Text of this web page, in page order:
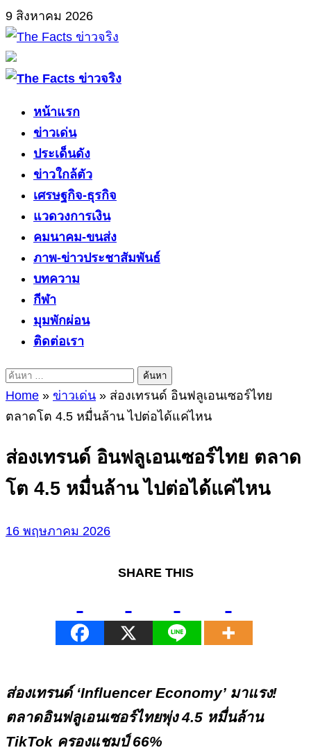
Skip
to
content
9 สิงหาคม 2026
Primary
หน้าแรก
ข่าวเด่น
ประเด็นดัง
ข่าวใกล้ตัว
เศรษฐกิจ-ธุรกิจ
แวดวงการเงิน
คมนาคม-ขนส่ง
ภาพ-ข่าวประชาสัมพันธ์
บทความ
กีฬา
มุมพักผ่อน
ติดต่อเรา
ค้นหา
สำหรับ:
Home » ข่าวเด่น » ส่องเทรนด์ อินฟลูเอนเซอร์ไทย
ตลาดโต 4.5 หมื่นล้าน ไปต่อได้แค่ไหน
ส่องเทรนด์ อินฟลูเอนเซอร์ไทย ตลาด
โต 4.5 หมื่นล้าน ไปต่อได้แค่ไหน
16 พฤษภาคม 2026
SHARE THIS
ส่องเทรนด์ ‘Influencer Economy’ มาแรง!
ตลาดอินฟลูเอนเซอร์ไทยพุ่ง 4.5 หมื่นล้าน
TikTok ครองแชมป์ 66%